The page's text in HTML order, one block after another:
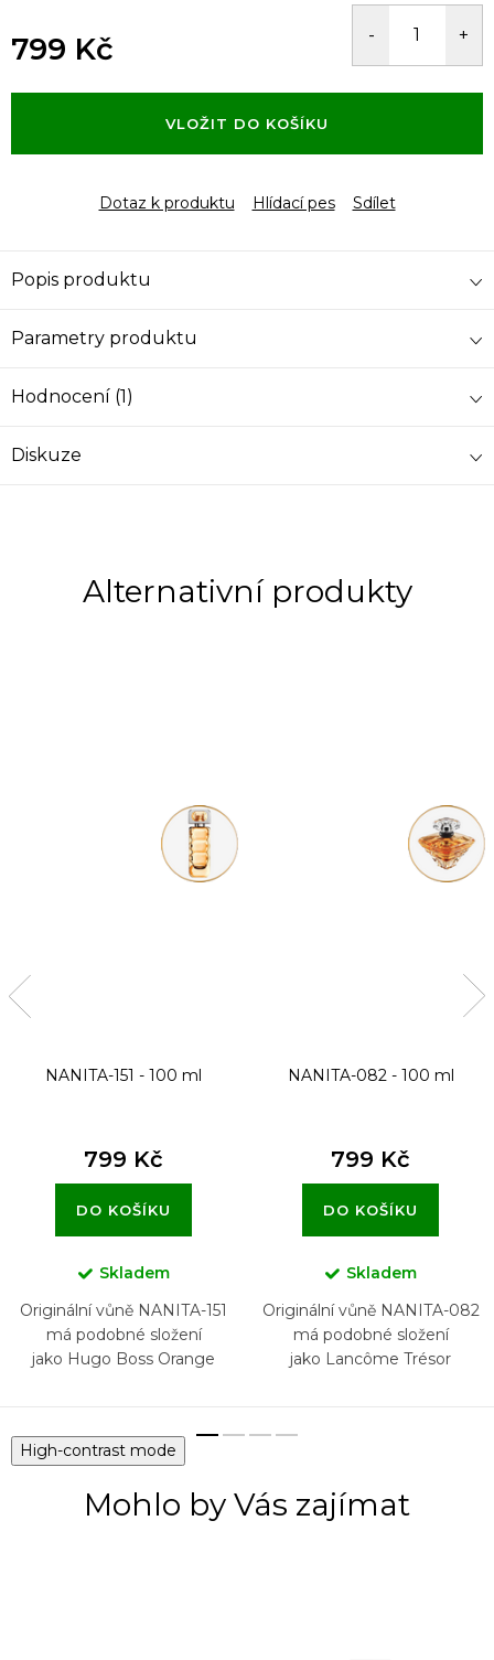
799 Kč
cena:
VLOŽIT DO KOŠÍKU
Dotaz k produktu Hlídací pes Sdílet
Popis produktu
Parametry produktu
Hodnocení (1)
Diskuze
NANITA-151 - 100 ml
799 Kč
DO KOŠÍKU
Skladem
Originální vůně NANITA-151
má podobné složení
jako Hugo Boss Orange
NANITA-082 - 100 ml
799 Kč
DO KOŠÍKU
Skladem
Originální vůně NANITA-082
má podobné složení
jako Lancôme Trésor
High-contrast mode
Mohlo by Vás zajímat